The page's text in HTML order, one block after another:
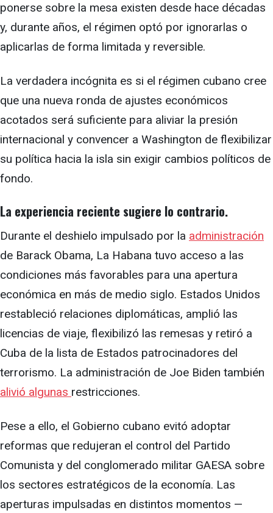
ponerse sobre la mesa existen desde hace décadas
y, durante años, el régimen optó por ignorarlas o
aplicarlas de forma limitada y reversible.
La verdadera incógnita es si el régimen cubano cree
que una nueva ronda de ajustes económicos
acotados será suficiente para aliviar la presión
internacional y convencer a Washington de flexibilizar
su política hacia la isla sin exigir cambios políticos de
fondo.
La experiencia reciente sugiere lo contrario.
Durante el deshielo impulsado por la administración
de Barack Obama, La Habana tuvo acceso a las
condiciones más favorables para una apertura
económica en más de medio siglo. Estados Unidos
restableció relaciones diplomáticas, amplió las
licencias de viaje, flexibilizó las remesas y retiró a
Cuba de la lista de Estados patrocinadores del
terrorismo. La administración de Joe Biden también
alivió algunas restricciones.
Pese a ello, el Gobierno cubano evitó adoptar
reformas que redujeran el control del Partido
Comunista y del conglomerado militar GAESA sobre
los sectores estratégicos de la economía. Las
aperturas impulsadas en distintos momentos —